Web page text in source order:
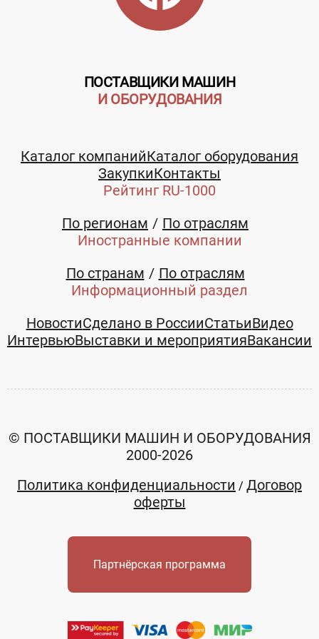
ПОСТАВЩИКИ МАШИН
И ОБОРУДОВАНИЯ
Каталог компанийКаталог оборудования
ЗакупкиКонтакты
Рейтинг RU-1000
По регионам
По отраслям
Иностранные компании
По странам
По отраслям
Информационный раздел
НовостиСделано в РоссииСтатьиВидео
ИнтервьюВыставки и мероприятияВакансии
© ПОСТАВЩИКИ МАШИН И ОБОРУДОВАНИЯ
2000-2026
Политика конфиденциальности / Договор
оферты
Партнёрская программа